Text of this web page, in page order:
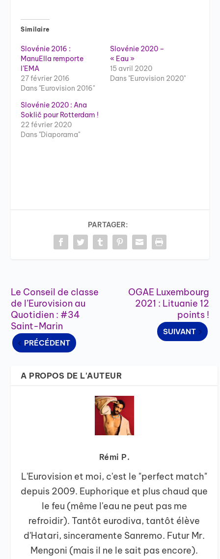
Similaire
Slovénie 2016 :
ManuElla remporte
l’EMA
27 février 2016
Dans "Eurovision 2016"
Slovénie 2020 –
« Eau »
15 avril 2020
Dans "Eurovision 2020"
Slovénie 2020 : Ana
Soklič pour Rotterdam !
22 février 2020
Dans "Diaporama"
PARTAGER:
Le Conseil de classe
de l’Eurovision au
Quotidien : #34
Saint-Marin
PRÉCÉDENT
OGAE Luxembourg
2021 : Lituanie 12
points !
SUIVANT
A PROPOS DE L'AUTEUR
Rémi P.
L'Eurovision et moi, c'est le "perfect match"
depuis 2009. Euphorique et plus chaud que
le feu (même l'eau ne peut pas me
refroidir). Tantôt eurodiva, tantôt élève
d'Hatari, sinceramente Sanremo. Futur Mr.
Mengoni (mais il ne le sait pas encore).